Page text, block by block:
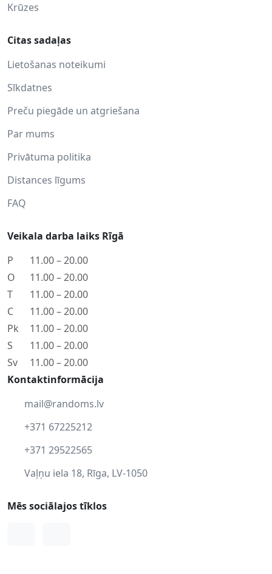
Krūzes
Citas sadaļas
Lietošanas noteikumi
Sīkdatnes
Preču piegāde un atgriešana
Par mums
Privātuma politika
Distances līgums
FAQ
Veikala darba laiks Rīgā
P
11.00 – 20.00
O
11.00 – 20.00
T
11.00 – 20.00
C
11.00 – 20.00
Pk
11.00 – 20.00
S
11.00 – 20.00
Sv
11.00 – 20.00
Kontaktinformācija
mail@randoms.lv
+371 67225212
+371 29522565
Vaļņu iela 18, Rīga, LV-1050
Mēs sociālajos tīklos